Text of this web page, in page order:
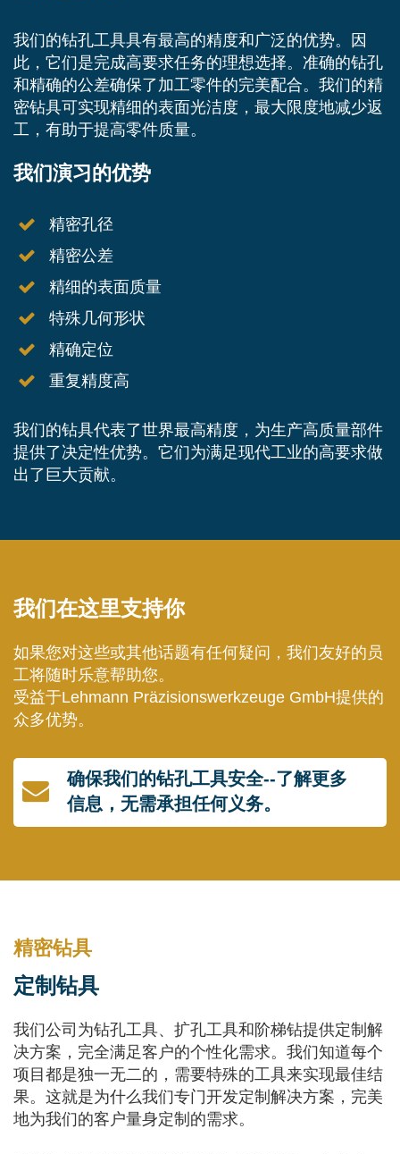
我们的钻孔工具具有最高的精度和广泛的优势。因
此，它们是完成高要求任务的理想选择。准确的钻孔
和精确的公差确保了加工零件的完美配合。我们的精
密钻具可实现精细的表面光洁度，最大限度地减少返
工，有助于提高零件质量。
我们演习的优势
精密孔径
精密公差
精细的表面质量
特殊几何形状
精确定位
重复精度高
我们的钻具代表了世界最高精度，为生产高质量部件
提供了决定性优势。它们为满足现代工业的高要求做
出了巨大贡献。
我们在这里支持你
如果您对这些或其他话题有任何疑问，我们友好的员
工将随时乐意帮助您。
受益于Lehmann Präzisionswerkzeuge GmbH提供的
众多优势。
确保我们的钻孔工具安全--了解更多
信息，无需承担任何义务。
精密钻具
定制钻具
我们公司为钻孔工具、扩孔工具和阶梯钻提供定制解
决方案，完全满足客户的个性化需求。我们知道每个
项目都是独一无二的，需要特殊的工具来实现最佳结
果。这就是为什么我们专门开发定制解决方案，完美
地为我们的客户量身定制的需求。